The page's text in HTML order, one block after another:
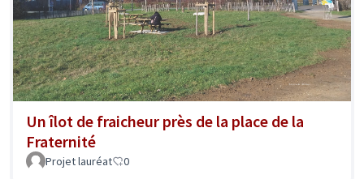
Un îlot de fraicheur près de la place de la
Fraternité
Projet lauréat 0